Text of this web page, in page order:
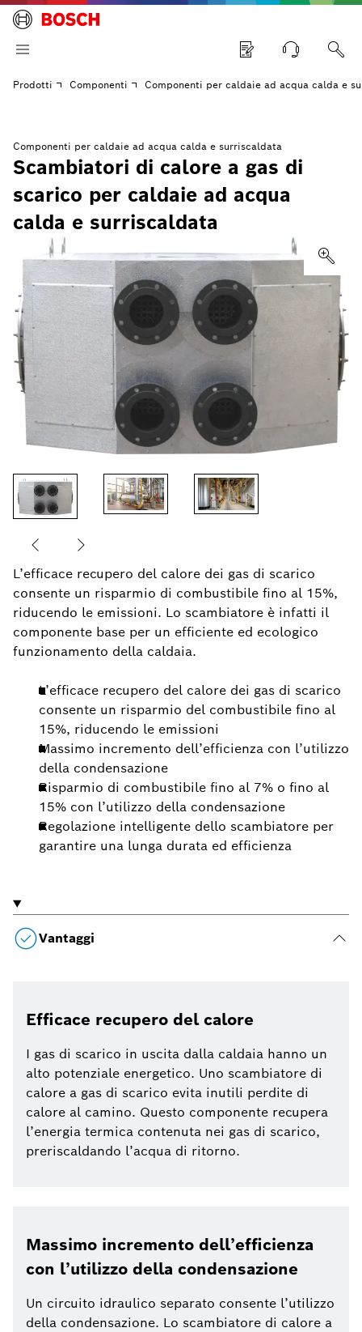
Prodotti Componenti Componenti per caldaie ad acqua calda e
Componenti per caldaie ad acqua calda e surriscaldata
Scambiatori di calore a gas di
scarico per caldaie ad acqua
calda e surriscaldata
L’efficace recupero del calore dei gas di scarico
consente un risparmio di combustibile fino al 15%,
riducendo le emissioni. Lo scambiatore è infatti il
componente base per un efficiente ed ecologico
funzionamento della caldaia.
L’efficace recupero del calore dei gas di scarico
consente un risparmio del combustibile fino al
15%, riducendo le emissioni
Massimo incremento dell’efficienza con l’utilizzo
della condensazione
Risparmio di combustibile fino al 7% o fino al
15% con l’utilizzo della condensazione
Regolazione intelligente dello scambiatore per
garantire una lunga durata ed efficienza
Vantaggi
Efficace recupero del calore
I gas di scarico in uscita dalla caldaia hanno un
alto potenziale energetico. Uno scambiatore di
calore a gas di scarico evita inutili perdite di
calore al camino. Questo componente recupera
l’energia termica contenuta nei gas di scarico,
preriscaldando l’acqua di ritorno.
Massimo incremento dell’efficienza
con l’utilizzo della condensazione
Un circuito idraulico separato consente l’utilizzo
della condensazione. Lo scambiatore di calore a